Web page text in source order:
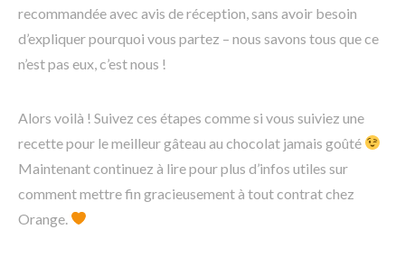
recommandée avec avis de réception, sans avoir besoin
d’expliquer pourquoi vous partez – nous savons tous que ce
n’est pas eux, c’est nous !
Alors voilà ! Suivez ces étapes comme si vous suiviez une
recette pour le meilleur gâteau au chocolat jamais goûté
Maintenant continuez à lire pour plus d’infos utiles sur
comment mettre fin gracieusement à tout contrat chez
Orange.